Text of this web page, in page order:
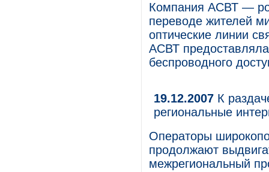
Компания АСВТ —
переводе жителей
оптические линии
АСВТ предоставляла
беспроводного
19.12.2007 К
региональные
Операторы
продолжают
межрегиональный